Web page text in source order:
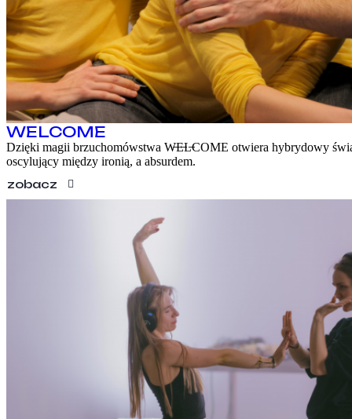
WELCOME
Dzięki magii brzuchomówstwa W̶E̶L̶COME otwiera hybrydowy
oscylujący między ironią, a absurdem.
zobacz